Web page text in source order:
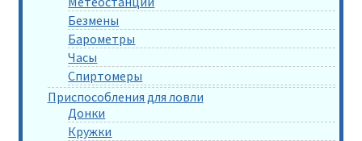
Безмены
Барометры
Часы
Спиртомеры
Приспособления для ловли
Донки
Кружки